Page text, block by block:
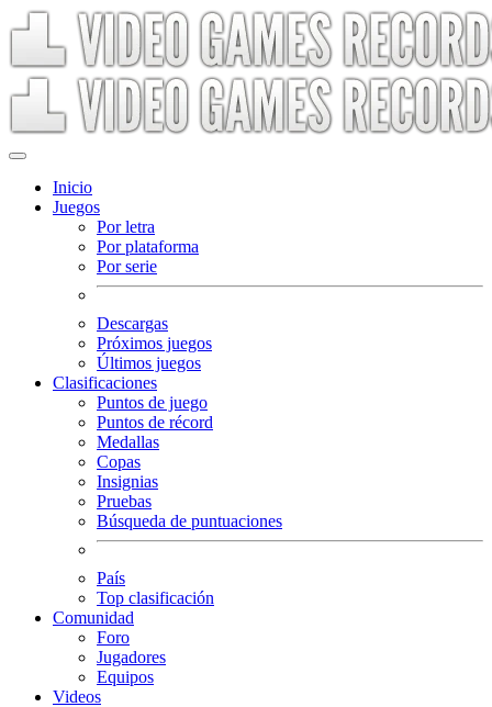
Inicio
Juegos
Por letra
Por plataforma
Por serie
Descargas
Próximos juegos
Últimos juegos
Clasificaciones
Puntos de juego
Puntos de récord
Medallas
Copas
Insignias
Pruebas
Búsqueda de puntuaciones
País
Top clasificación
Comunidad
Foro
Jugadores
Equipos
Videos